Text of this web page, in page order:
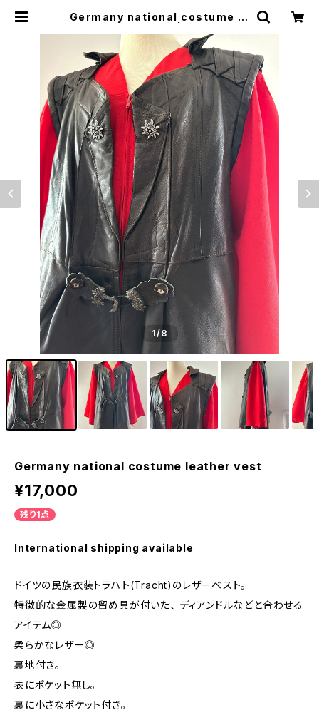
Germany national costume le
1/8
Germany national costume leather vest
¥17,000
残り1点
International shipping available
ドイツの民族衣装トラハト(Tracht)のレザーベスト。
特徴的な金属製の留め具が付いた、 ディアンドルなどと合わせる
アイテム◎
柔らかなレザー◎
裏地付き。
表にポケット無し。
裏に小さなポケット付き。